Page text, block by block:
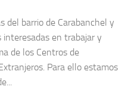
del barrio de Carabanchel y
interesadas en trabajar y
de los Centros de
Para ello estamos